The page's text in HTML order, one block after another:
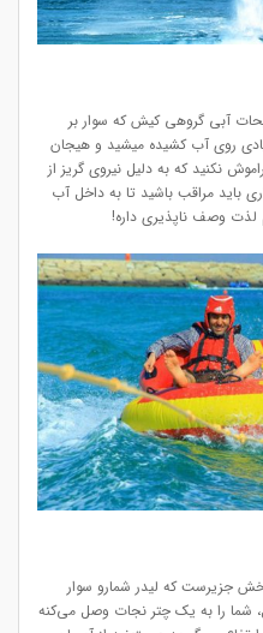
آبی گروهی کیش که سوار بر
روی آب کشیده میشید و هیجان
نکنید که به دلیل نیروی گریز از
باید مراقب باشید تا به داخل آب
وصف ناپذیری داره!
جزیرست که لیدر شمارو سوار
شما را به یک چتر نجات وصل می‌کنه